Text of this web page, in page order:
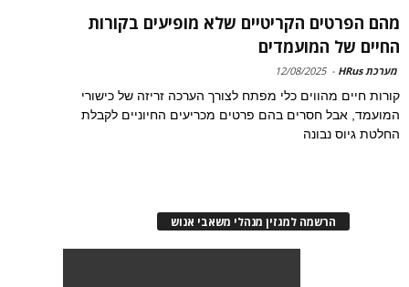
מהם הפרטים הקריטיים שלא מופיעים בקורות
החיים של המועמדים
מערכת HRus -
12/08/2025
קורות חיים מהווים כלי מפתח לצורך הערכה זריזה של כישורי
המועמד, אבל חסרים בהם פרטים מכריעים החיוניים לקבלת
החלטת גיוס נבונה
הרשמה למגזין מנהלי משאבי אנוש